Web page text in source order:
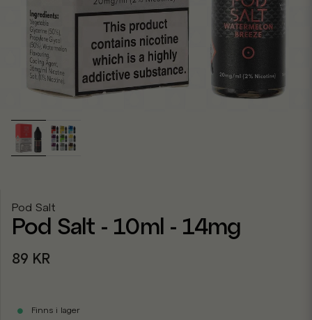
Pod Salt
Pod Salt - 10ml - 14mg
89 KR
Finns i lager